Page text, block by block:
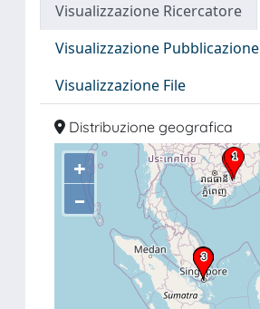
Visualizzazione Ricercatore
Visualizzazione Pubblicazione
Visualizzazione File
Distribuzione geografica
+
–